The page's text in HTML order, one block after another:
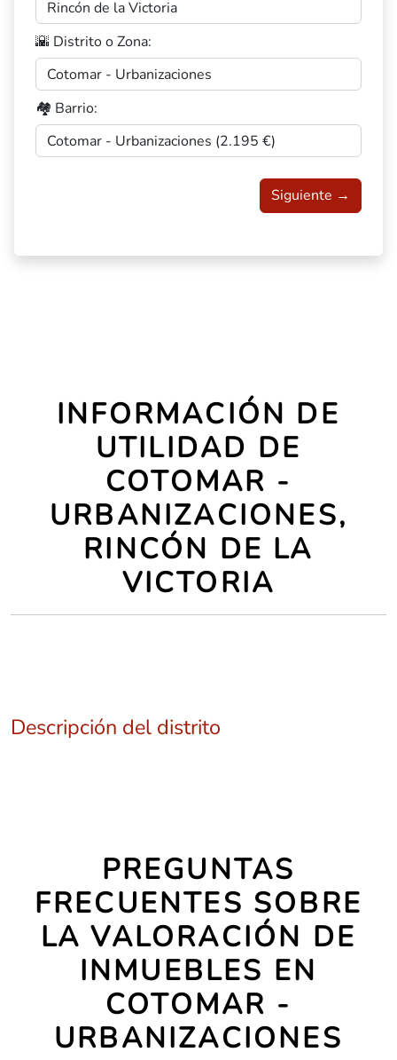
🌇 Distrito o Zona:
🏘️ Barrio:
Siguiente →
INFORMACIÓN DE
UTILIDAD DE
COTOMAR -
URBANIZACIONES,
RINCÓN DE LA
VICTORIA
Descripción del distrito
PREGUNTAS
FRECUENTES SOBRE
LA VALORACIÓN DE
INMUEBLES EN
COTOMAR -
URBANIZACIONES